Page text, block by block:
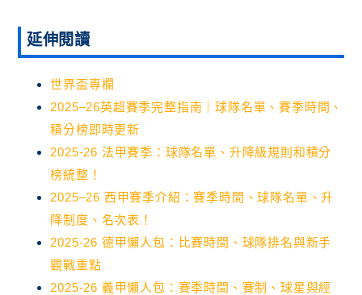
延伸閱讀
世界盃專欄
2025–26英超賽季完整指南｜球隊名單、賽季時間、
積分榜即時更新
2025-26 法甲賽季：球隊名單、升降級規則和積分
榜統整！
2025–26 西甲賽季介紹：賽季時間、球隊名單、升
降制度、名次表！
2025-26 德甲懶人包：比賽時間、球隊排名與新手
觀戰重點
2025-26 義甲懶人包：賽季時間、賽制、球星與經